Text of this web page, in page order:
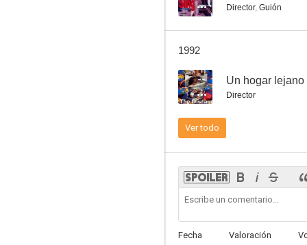
Director, Guión
1992
-- Un hogar lejano
Director
Ver todo
Fecha Valoración